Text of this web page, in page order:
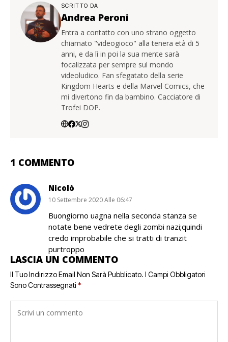
SCRITTO DA
Andrea Peroni
Entra a contatto con uno strano oggetto
chiamato "videogioco" alla tenera età di 5
anni, e da lì in poi la sua mente sarà
focalizzata per sempre sul mondo
videoludico. Fan sfegatato della serie
Kingdom Hearts e della Marvel Comics, che
mi divertono fin da bambino. Cacciatore di
Trofei DOP.
1 COMMENTO
Nicolò
10 Settembre 2020 Alle 06:47
Buongiorno uagna nella seconda stanza se
notate bene vedrete degli zombi nazi;quindi
credo improbabile che si tratti di tranzit
purtroppo
LASCIA UN COMMENTO
Il Tuo Indirizzo Email Non Sarà Pubblicato. I Campi Obbligatori
Sono Contrassegnati *